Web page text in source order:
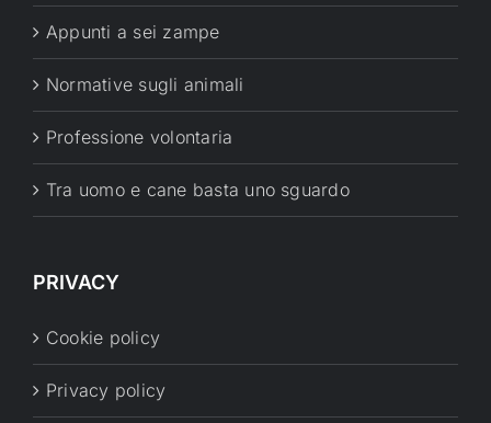
Appunti a sei zampe
Normative sugli animali
Professione volontaria
Tra uomo e cane basta uno sguardo
PRIVACY
Cookie policy
Privacy policy